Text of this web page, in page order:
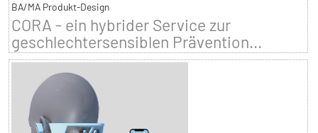
BA/MA Produkt-Design
CORA - ein hybrider Service zur
geschlechtersensiblen Prävention...